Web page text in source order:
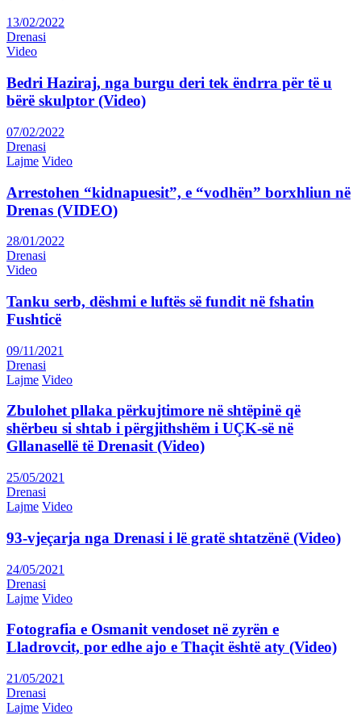
13/02/2022
Drenasi
Video
Bedri Haziraj, nga burgu deri tek ëndrra për të u
bërë skulptor (Video)
07/02/2022
Drenasi
Lajme Video
Arrestohen “kidnapuesit”, e “vodhën” borxhliun në
Drenas (VIDEO)
28/01/2022
Drenasi
Video
Tanku serb, dëshmi e luftës së fundit në fshatin
Fushticë
09/11/2021
Drenasi
Lajme Video
Zbulohet pllaka përkujtimore në shtëpinë që
shërbeu si shtab i përgjithshëm i UÇK-së në
Gllanasellë të Drenasit (Video)
25/05/2021
Drenasi
Lajme Video
93-vjeçarja nga Drenasi i lë gratë shtatzënë (Video)
24/05/2021
Drenasi
Lajme Video
Fotografia e Osmanit vendoset në zyrën e
Lladrovcit, por edhe ajo e Thaçit është aty (Video)
21/05/2021
Drenasi
Lajme Video